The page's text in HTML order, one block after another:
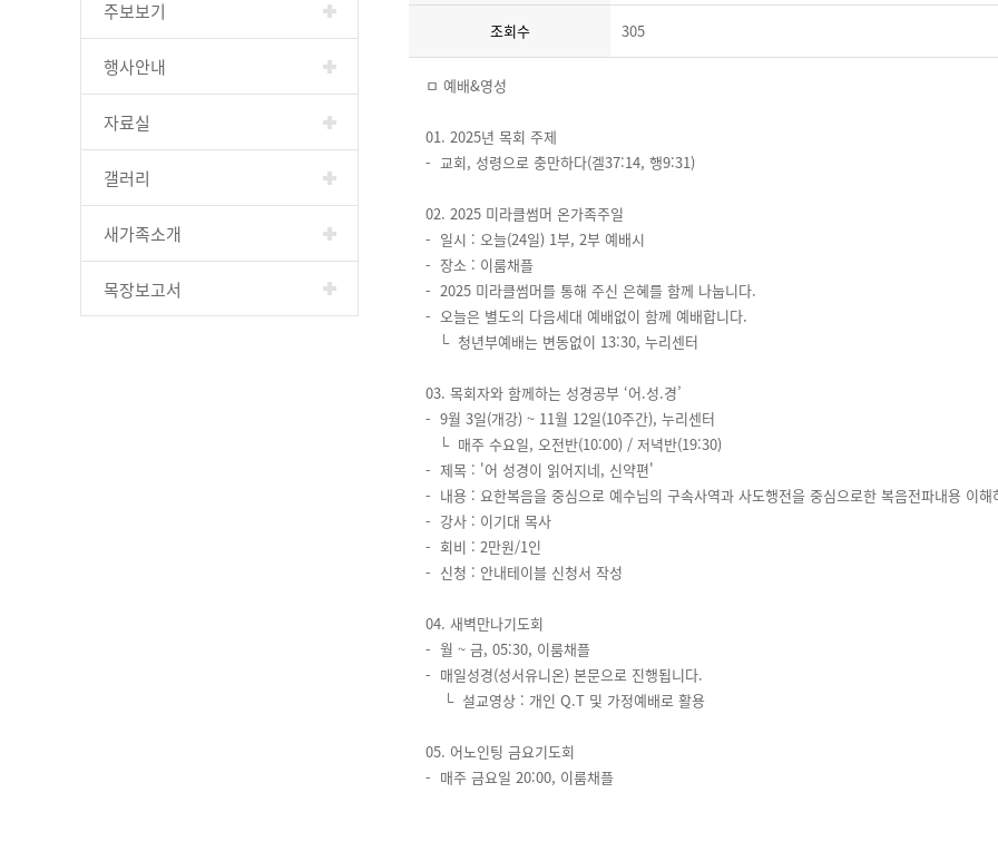
주보보기
행사안내
자료실
갤러리
새가족소개
목장보고서
조회수 305
ㅁ 예배&영성
01. 2025년 목회 주제
- 교회, 성령으로 충만하다(겔37:14, 행9:31)
02. 2025 미라클썸머 온가족주일
- 일시 : 오늘(24일) 1부, 2부 예배시
- 장소 : 이룸채플
- 2025 미라클썸머를 통해 주신 은혜를 함께 나눕니다.
- 오늘은 별도의 다음세대 예배없이 함께 예배합니다.
└ 청년부예배는 변동없이 13:30, 누리센터
03. 목회자와 함께하는 성경공부 ‘어.성.경’
- 9월 3일(개강) ~ 11월 12일(10주간), 누리센터
└ 매주 수요일, 오전반(10:00) / 저녁반(19:30)
- 제목 : '어 성경이 읽어지네, 신약편'
- 내용 : 요한복음을 중심으로 예수님의 구속사역과 사도행전을 중심으로한 복음전파내용 이해
- 강사 : 이기대 목사
- 회비 : 2만원/1인
- 신청 : 안내테이블 신청서 작성
04. 새벽만나기도회
- 월 ~ 금, 05:30, 이룸채플
- 매일성경(성서유니온) 본문으로 진행됩니다.
└ 설교영상 : 개인 Q.T 및 가정예배로 활용
05. 어노인팅 금요기도회
- 매주 금요일 20:00, 이룸채플